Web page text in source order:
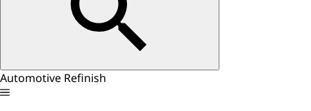
Automotive Refinish